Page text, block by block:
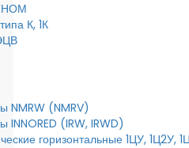
К, 1К
NMRW (NMRV)
INNORED (IRW, IRWD)
горизонтальные 1ЦУ, 1Ц2У,